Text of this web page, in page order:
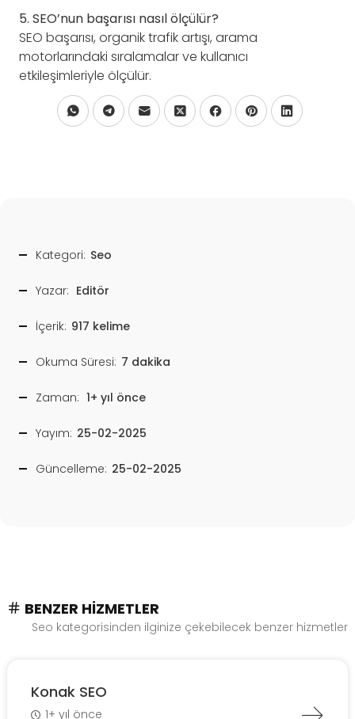
5. SEO’nun başarısı nasıl ölçülür?
SEO başarısı, organik trafik artışı, arama
motorlarındaki sıralamalar ve kullanıcı
etkileşimleriyle ölçülür.
Kategori: Seo
Yazar: Editör
İçerik: 917 kelime
Okuma Süresi: 7 dakika
Zaman: 1+ yıl önce
Yayım: 25-02-2025
Güncelleme: 25-02-2025
BENZER HIZMETLER
Seo kategorisinden ilginize çekebilecek benzer hizmetler
Konak SEO
1+ yıl önce